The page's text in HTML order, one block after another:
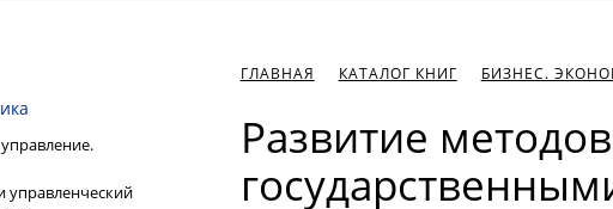
управленческий
ГЛАВНАЯ КАТАЛОГ КНИГ БИЗНЕС.
Развитие